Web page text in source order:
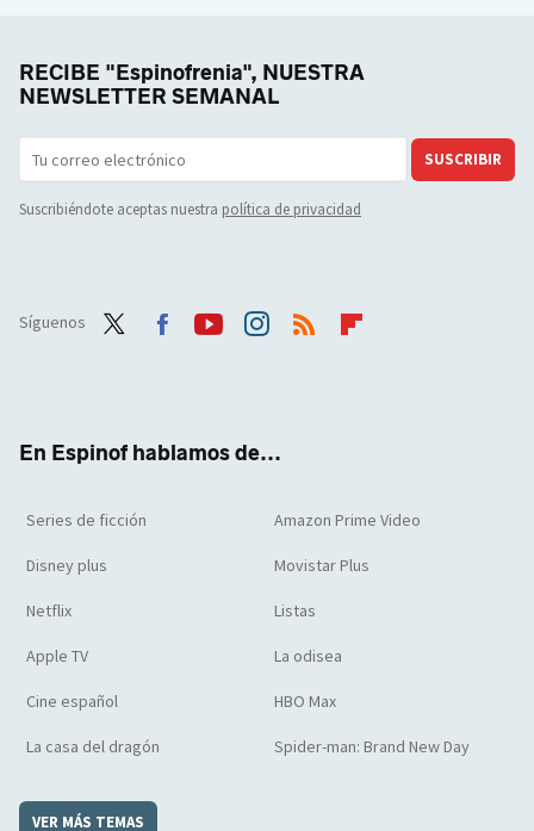
RECIBE "Espinofrenia", NUESTRA
NEWSLETTER SEMANAL
SUSCRIBIR
Suscribiéndote aceptas nuestra política de privacidad
Síguenos
En Espinof hablamos de...
Series de ficción Amazon Prime Video
Disney plus Movistar Plus
Netflix Listas
Apple TV La odisea
Cine español HBO Max
La casa del dragón Spider-man: Brand New Day
VER MÁS TEMAS